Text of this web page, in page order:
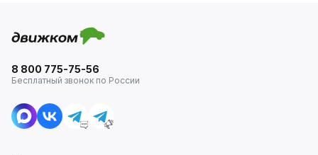
8 800 775-75-56
Бесплатный звонок по России